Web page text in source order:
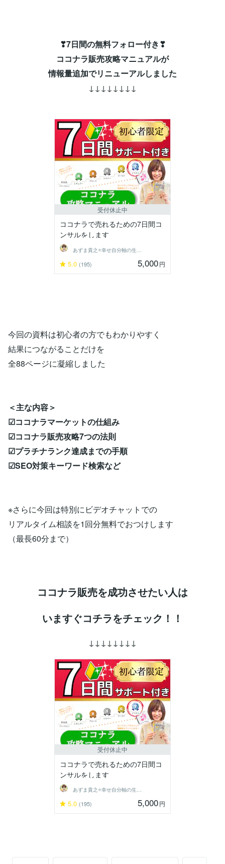
❣7日間の無料フォロー付き❣
ココナラ販売攻略マニュアルが
情報量追加でリニューアルしました
↓↓↓↓↓↓↓↓
受付休止中
ココナラで売れるための7日間コ
ンサルをします
5.0 (195) 5,000円
今回の資料は初心者の方でもわかりやすく
結果につながることだけを
全88ページに凝縮しました
＜主な内容＞
☑ココナラマーケットの仕組み
☑ココナラ販売攻略7つの法則
☑プラチナランク達成までの手順
☑SEO対策キーワード検索など
※さらに今回は特別にビデオチャットでの
リアルタイム相談を1回分無料でおつけします
（最長60分まで）
ココナラ販売を成功させたい人は
いますぐコチラをチェック！！
↓↓↓↓↓↓↓↓
受付休止中
ココナラで売れるための7日間コ
ンサルをします
あずま貴之⭐幸せ自分軸の生き方育成コーチ
5.0 (195) 5,000円